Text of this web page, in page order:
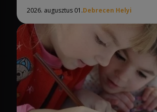
2026. augusztus 01.Debrecen Helyi